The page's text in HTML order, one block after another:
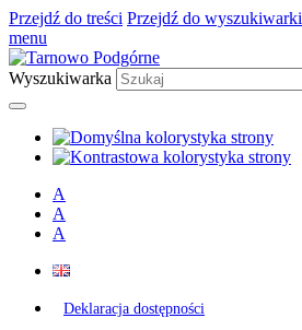
Przejdź do treści Przejdź do wyszukiwarki
menu
Wyszukiwarka
A
A
A
Deklaracja dostępności